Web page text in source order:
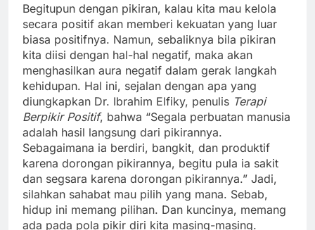
Begitupun dengan pikiran, kalau kita mau kelola
secara positif akan memberi kekuatan yang luar
biasa positifnya. Namun, sebaliknya bila pikiran
kita diisi dengan hal-hal negatif, maka akan
menghasilkan aura negatif dalam gerak langkah
kehidupan. Hal ini, sejalan dengan apa yang
diungkapkan Dr. Ibrahim Elfiky, penulis Terapi
Berpikir Positif, bahwa “Segala perbuatan manusia
adalah hasil langsung dari pikirannya.
Sebagaimana ia berdiri, bangkit, dan produktif
karena dorongan pikirannya, begitu pula ia sakit
dan segsara karena dorongan pikirannya.” Jadi,
silahkan sahabat mau pilih yang mana. Sebab,
hidup ini memang pilihan. Dan kuncinya, memang
ada pada pola pikir diri kita masing-masing.